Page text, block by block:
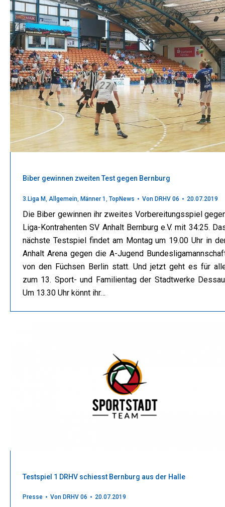
Biber gewinnen zweiten Test gegen Bernburg
3.Liga M Allgemein Männer 1 TopNews Von DRHV 06 20.07.2019
Die Biber gewinnen ihr zweites Vorbereitungsspiel
Liga-Kontrahenten SV Anhalt Bernburg e.V. mit 34:25.
nächste Testspiel findet am Montag um 19.00 Uhr in
Anhalt Arena gegen die A-Jugend
von den Füchsen Berlin statt. Und jetzt geht es für
zum 13. Sport- und Familientag der Stadtwerke
Um 13.30 Uhr könnt ihr…
Testspiel 1 DRHV schiesst Bernburg aus der Halle
Presse Von DRHV 06 20.07.2019